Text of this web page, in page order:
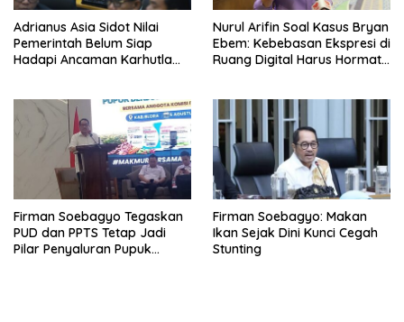
Adrianus Asia Sidot Nilai
Pemerintah Belum Siap
Hadapi Ancaman Karhutla
Nurul Arifin Soal Kasus Bryan
Ebem: Kebebasan Ekspresi di
Ruang Digital Harus Hormati
Firman Soebagyo Tegaskan
PUD dan PPTS Tetap Jadi
Pilar Penyaluran Pupuk
Firman Soebagyo: Makan
Ikan Sejak Dini Kunci Cegah
Stunting